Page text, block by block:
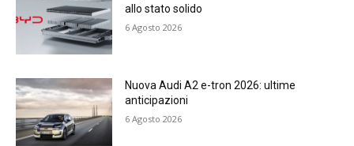
allo stato solido
6 Agosto 2026
Nuova Audi A2 e-tron 2026: ultime
anticipazioni
6 Agosto 2026